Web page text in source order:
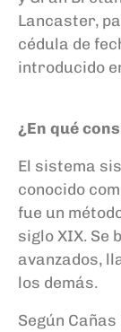
Lancaster,
cédula de
introducido
¿En qué
El sistema
conocido
fue un
siglo XIX. Se
avanzados,
los demás.
Según